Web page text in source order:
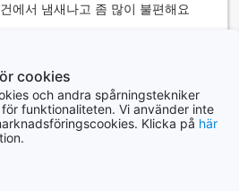
에서 냄새나고 좀 많이 불편해요
fler omdömen
cookies
och andra spårningstekniker
funktionaliteten. Vi använder inte
Klicka på här